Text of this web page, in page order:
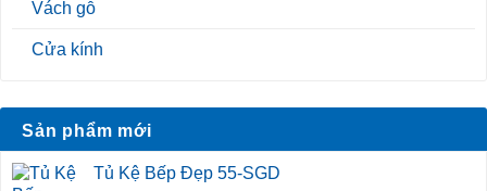
Vách gỗ
Cửa kính
Sản phẩm mới
Tủ Kệ Bếp Đẹp 55-SGD